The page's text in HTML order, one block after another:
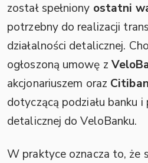
został spełniony ostatni
potrzebny do realizacji
działalności detalicznej.
ogłoszoną umowę z
akcjonariuszem oraz
dotyczącą podziału banku i
detalicznej do VeloBanku.
W praktyce oznacza to, że